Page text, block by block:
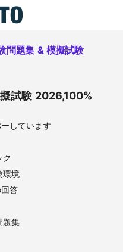
問題集 & 模擬試験
試験 2026,100%
しています
ク
環境
答
題集